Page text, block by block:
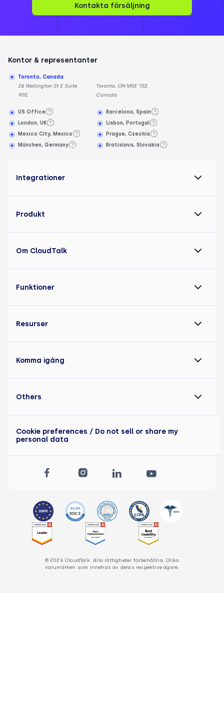
Kontakta försäljning
Kontor & representanter
Toronto, Canada
26 Wellington St E Suite
900,
Toronto, ON M5E 1S2,
Canada
US Office
London, UK
Mexico City, Mexico
München, Germany
Barcelona, Spain
Lisbon, Portugal
Prague, Czechia
Bratislava, Slovakia
Integrationer
Produkt
Om CloudTalk
Funktioner
Resurser
Komma igång
© 2026 CloudTalk. Alla rättigheter förbehållna. Olika
varumärken som innehas av deras respektive ägare.
Others
Cookie preferences / Do not sell or share my
personal data